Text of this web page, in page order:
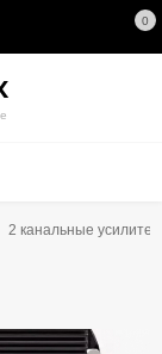
0
2 канальные